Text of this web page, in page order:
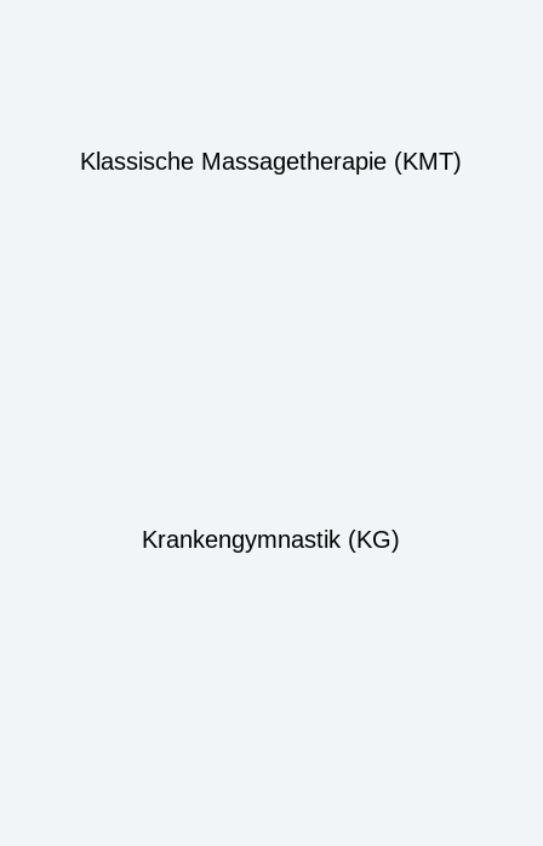
Klassische Massagetherapie (KMT)
Krankengymnastik (KG)